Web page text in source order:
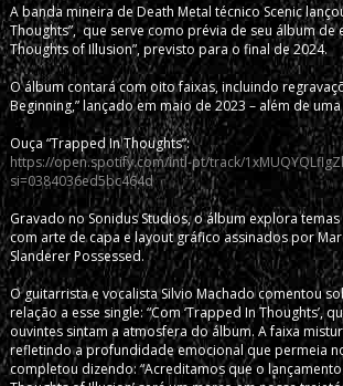
A banda mineira de Death Metal técnico Scenic
Thoughts”, que serve como prévia de seu álbum de
Thoughts of Illusion”, previsto para o final de 2024.
O álbum contará com oito faixas, incluindo
Beginning,” lançado em maio de 2023 – além de
Ouça “Trapped In Thoughts”:
https://open.spotify.com/intl-pt/track/
si=0384036ed5bc464d
Gravado no Sonidus Studios, o álbum explora
com arte de capa e layout gráfico assinados por
Slanderer Possessed.
O guitarrista e vocalista Silvio Machado comentou
relação a esse single: “Com ‘Trapped In Thoughts’,
ouvintes sintam a atmosfera do álbum. A faixa
refletindo a profundidade emocional que permeia
completou dizendo: “Acreditamos que o